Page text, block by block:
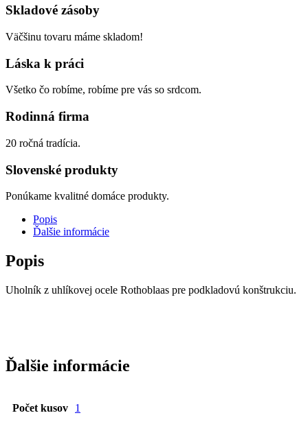
Skladové zásoby
Väčšinu tovaru máme skladom!
Láska k práci
Všetko čo robíme, robíme pre vás so srdcom.
Rodinná firma
20 ročná tradícia.
Slovenské produkty
Ponúkame kvalitné domáce produkty.
Popis
Ďalšie informácie
Popis
Uholník z uhlíkovej ocele Rothoblaas pre podkladovú konštrukciu.
Ďalšie informácie
Počet kusov 1